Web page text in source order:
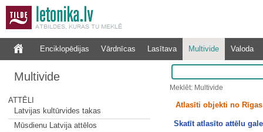
Enciklopēdijas Vārdnīcas Lasītava Multivide Valoda
Multivide
ATTĒLI
Latvijas kultūrvides takas
Mūsdienu Latvija attēlos
Meklēt: Multivide
Atlasīti objekti no
Skatīt atlasīto attēlu